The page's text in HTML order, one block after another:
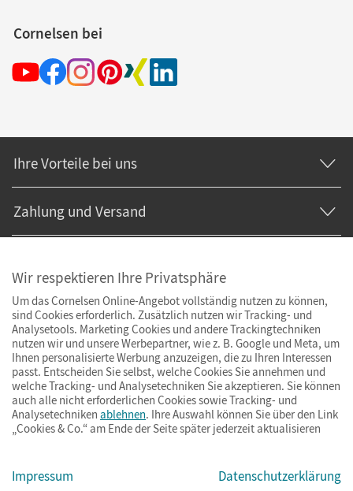
Cornelsen bei
Ihre Vorteile bei uns
Zahlung und Versand
© Cornelsen Verlag 2026
ImpressumAGBDatenschutzBarrierefreiheitCookies & Co.
Wir respektieren Ihre Privatsphäre
Um das Cornelsen Online-Angebot vollständig nutzen zu können,
sind Cookies erforderlich. Zusätzlich nutzen wir Tracking- und
Analysetools. Marketing Cookies und andere Trackingtechniken
nutzen wir und unsere Werbepartner, wie z. B. Google und Meta, um
Ihnen personalisierte Werbung anzuzeigen, die zu Ihren Interessen
passt. Entscheiden Sie selbst, welche Cookies Sie annehmen und
welche Tracking- und Analysetechniken Sie akzeptieren. Sie können
auch alle nicht erforderlichen Cookies sowie Tracking- und
Analysetechniken ablehnen. Ihre Auswahl können Sie über den Link
„Cookies & Co.“ am Ende der Seite später jederzeit aktualisieren
Impressum Datenschutzerklärung